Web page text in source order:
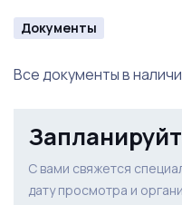
Документы
Все документы в
С вами свяжется
дату просмотра и